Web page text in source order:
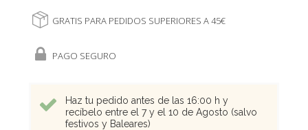
GRATIS PARA PEDIDOS SUPERIORES A 45€
PAGO SEGURO
Haz tu pedido antes de las 16:00 h y
recíbelo entre el 7 y el 10 de Agosto (salvo
festivos y Baleares)